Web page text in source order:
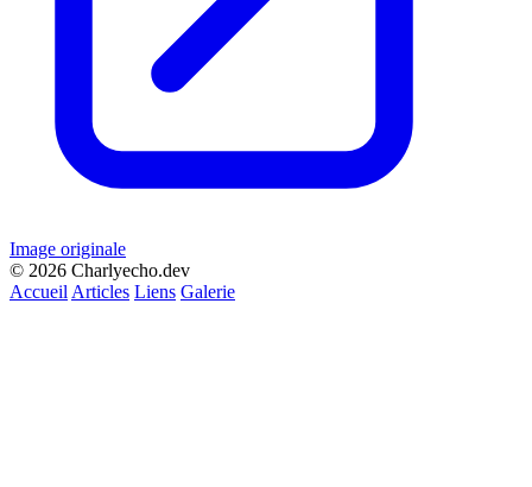
Image originale
© 2026 Charlyecho.dev
Accueil Articles Liens Galerie